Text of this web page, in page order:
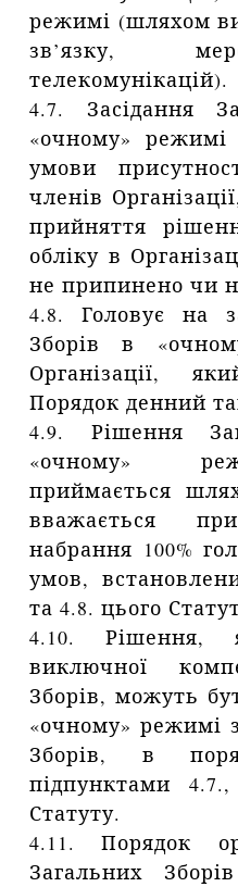
режимі (шляхом
зв’язку,
телекомунікацій).
4.7. Засідання
«очному»
умови
членів
прийняття
обліку в
не припинено чи
4.8. Головує на
Зборів в
Організації,
Порядок денний
4.9. Рішення
«очному»
приймається
вважається
набрання 100%
умов,
та 4.8. цього
4.10. Рішення,
виключної
Зборів, можуть
«очному» режимі
Зборів, в
підпунктами
Статуту.
4.11. Порядок
Загальних